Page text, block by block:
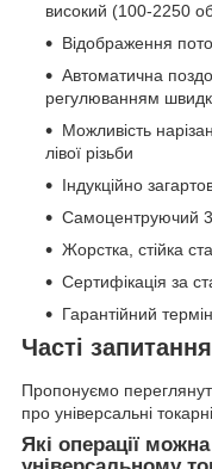
високий (100-2250
Відображення
Автоматична
регулюванням
Можливість
лівої різьби
Індукційно
Самоцентруючий
Жорстка, стійка
Сертифікація за
Гарантійний
Часті запитання
Пропонуємо
про універсальні
Які операції